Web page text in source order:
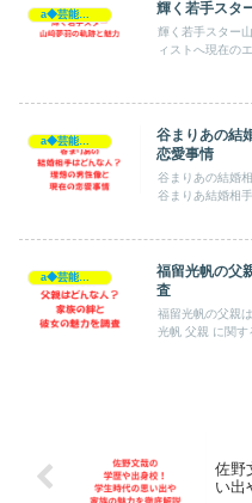
a◆芸能人◆ 輝く若手スタ
輝く若手スター
ィストへ現在の
a◆芸能人◆
谷まりあの結
恋愛事情
谷まりあの結婚
谷まりあ結婚相
a◆芸能人◆
福留光帆の父
査
福留光帆の父親
光帆 父親 に関す
佐野
い出